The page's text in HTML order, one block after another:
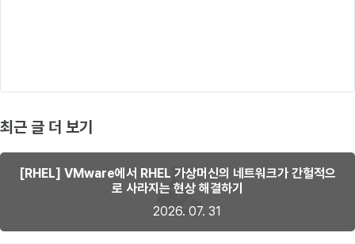
최근 글 더 보기
[RHEL] VMware에서 RHEL 가상머신의 네트워크가 간헐적으
로 사라지는 현상 해결하기
2026. 07. 31